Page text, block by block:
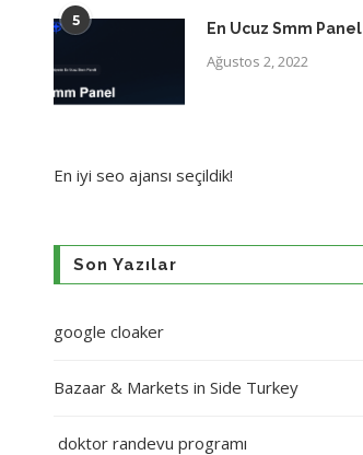
5 En Ucuz Smm Panel
Ağustos 2, 2022
En iyi seo ajansı seçildik!
Son Yazılar
google cloaker
Bazaar & Markets in Side Turkey
doktor randevu programı